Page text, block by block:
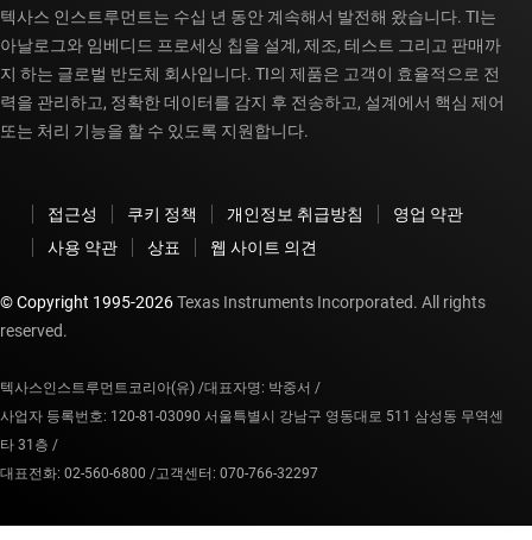
텍사스 인스트루먼트는 수십 년 동안 계속해서 발전해 왔습니다. TI는
아날로그와 임베디드 프로세싱 칩을 설계, 제조, 테스트 그리고 판매까
지 하는 글로벌 반도체 회사입니다. TI의 제품은 고객이 효율적으로 전
력을 관리하고, 정확한 데이터를 감지 후 전송하고, 설계에서 핵심 제어
또는 처리 기능을 할 수 있도록 지원합니다.
접근성 쿠키 정책 개인정보 취급방침
영업 약관
사용 약관
상표 웹 사이트 의견
© Copyright 1995-2026Texas Instruments Incorporated. All rights
reserved.
텍사스인스트루먼트코리아(유) /대표자명: 박중서 /
사업자 등록번호: 120-81-03090 서울특별시 강남구 영동대로 511 삼성동 무역센
타 31층 /
대표전화: 02-560-6800 /고객센터: 070-766-32297